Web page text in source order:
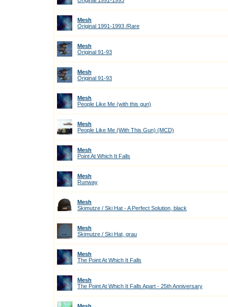
Mesh
Original 1991-1993 /Rare
Mesh
Original 91-93
Mesh
Original 91-93
Mesh
People Like Me (with this gun)
Mesh
People Like Me (With This Gun) (MCD)
Mesh
Point At Which It Falls
Mesh
Runway
Mesh
Skimutze / Ski Hat - A Perfect Solution, black
Mesh
Skimutze / Ski Hat, grau
Mesh
The Point At Which It Falls
Mesh
The Point At Which It Falls Apart - 25th Anniversary